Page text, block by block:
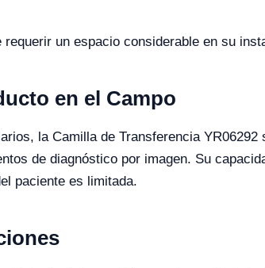
requerir un espacio considerable en su
en el Campo
la Camilla de Transferencia
de diagnóstico por imagen. Su
paciente es limitada.